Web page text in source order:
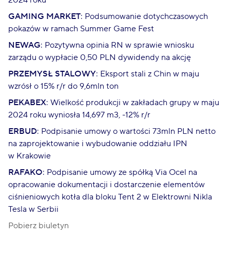
GAMING MARKET: Podsumowanie dotychczasowych
pokazów w ramach Summer Game Fest
NEWAG: Pozytywna opinia RN w sprawie wniosku
zarządu o wypłacie 0,50 PLN dywidendy na akcję
PRZEMYSŁ STALOWY: Eksport stali z Chin w maju
wzrósł o 15% r/r do 9,6mln ton
PEKABEX: Wielkość produkcji w zakładach grupy w maju
2024 roku wyniosła 14,697 m3, -12% r/r
ERBUD: Podpisanie umowy o wartości 73mln PLN netto
na zaprojektowanie i wybudowanie oddziału IPN
w Krakowie
RAFAKO: Podpisanie umowy ze spółką Via Ocel na
opracowanie dokumentacji i dostarczenie elementów
ciśnieniowych kotła dla bloku Tent 2 w Elektrowni Nikla
Tesla w Serbii
Pobierz biuletyn